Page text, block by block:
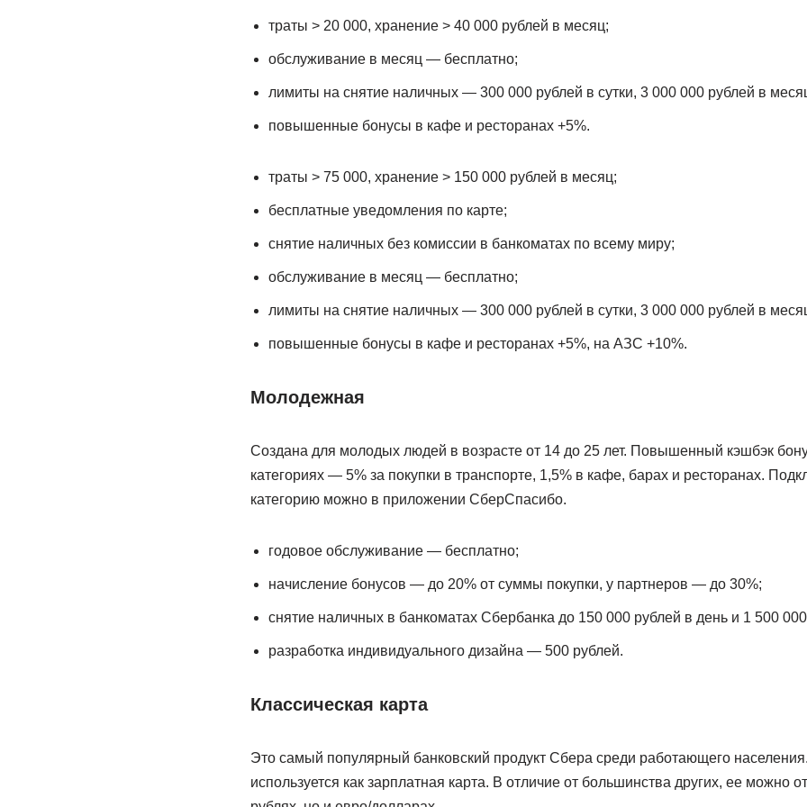
траты > 20 000, хранение > 40 000 рублей в месяц;
обслуживание в месяц — бесплатно;
лимиты на снятие наличных — 300 000 рублей в сутки, 3 000 000 рублей в
повышенные бонусы в кафе и ресторанах +5%.
траты > 75 000, хранение > 150 000 рублей в месяц;
бесплатные уведомления по карте;
снятие наличных без комиссии в банкоматах по всему миру;
обслуживание в месяц — бесплатно;
лимиты на снятие наличных — 300 000 рублей в сутки, 3 000 000 рублей в
повышенные бонусы в кафе и ресторанах +5%, на АЗС +10%.
Молодежная
Создана для молодых людей в возрасте от 14 до 25 лет. Повышенный кэшбэк
категориях — 5% за покупки в транспорте, 1,5% в кафе, барах и ресторанах.
категорию можно в приложении СберСпасибо.
годовое обслуживание — бесплатно;
начисление бонусов — до 20% от суммы покупки, у партнеров — до 30%;
снятие наличных в банкоматах Сбербанка до 150 000 рублей в день и 1 500
разработка индивидуального дизайна — 500 рублей.
Классическая карта
Это самый популярный банковский продукт Сбера среди работающего
используется как зарплатная карта. В отличие от большинства других, ее можно